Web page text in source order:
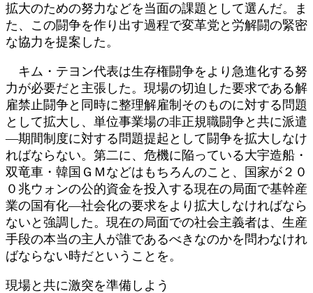
拡大のための努力などを当面の課題として選んだ。ま
た、この闘争を作り出す過程で変革党と労解闘の緊密
な協力を提案した。
キム・テヨン代表は生存権闘争をより急進化する努
力が必要だと主張した。現場の切迫した要求である解
雇禁止闘争と同時に整理解雇制そのものに対する問題
として拡大し、単位事業場の非正規職闘争と共に派遣
―期間制度に対する問題提起として闘争を拡大しなけ
ればならない。第二に、危機に陥っている大宇造船・
双竜車・韓国ＧＭなどはもちろんのこと、国家が２０
０兆ウォンの公的資金を投入する現在の局面で基幹産
業の国有化―社会化の要求をより拡大しなければなら
ないと強調した。現在の局面での社会主義者は、生産
手段の本当の主人が誰であるべきなのかを問わなけれ
ばならない時だということを。
現場と共に激突を準備しよう